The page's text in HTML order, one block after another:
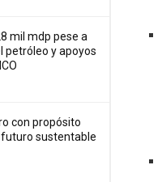
mil mdp pese a
petróleo y apoyos
con propósito
sustentable